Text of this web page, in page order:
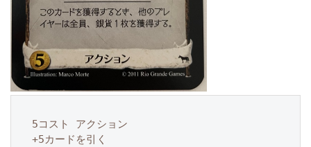
5コスト アクション
+5カードを引く